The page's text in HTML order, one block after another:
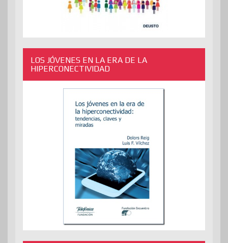
LOS JÓVENES EN LA ERA DE LA
HIPERCONECTIVIDAD